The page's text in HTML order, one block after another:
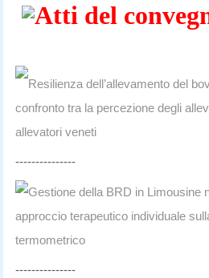
Atti del
Resilienza dell’allevamento del
confronto tra la percezione degli
allevatori veneti
---------------
Gestione della BRD in Limousine
approccio terapeutico individuale
termometrico
---------------